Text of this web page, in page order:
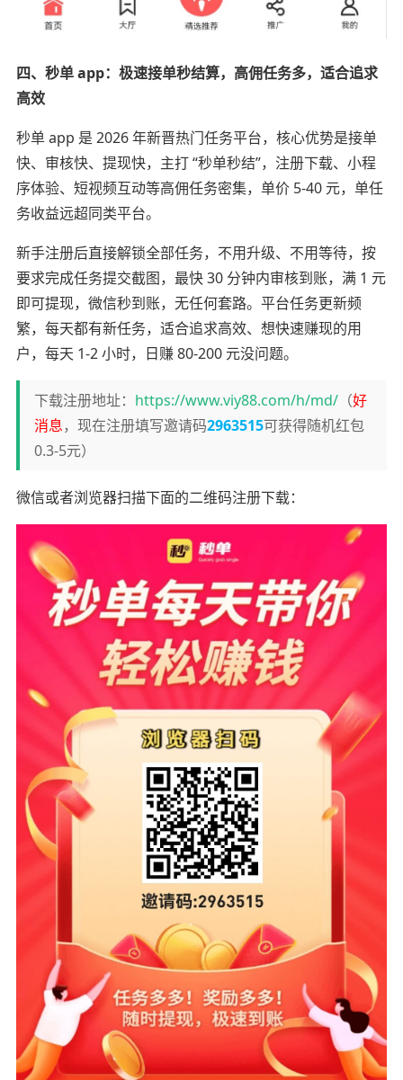
四、秒单 app：极速接单秒结算，高佣任务多，适合追求
高效
秒单 app 是 2026 年新晋热门任务平台，核心优势是接单
快、审核快、提现快，主打 “秒单秒结”，注册下载、小程
序体验、短视频互动等高佣任务密集，单价 5-40 元，单任
务收益远超同类平台。
新手注册后直接解锁全部任务，不用升级、不用等待，按
要求完成任务提交截图，最快 30 分钟内审核到账，满 1 元
即可提现，微信秒到账，无任何套路。平台任务更新频
繁，每天都有新任务，适合追求高效、想快速赚现的用
户，每天 1-2 小时，日赚 80-200 元没问题。
下载注册地址： https://www.viy88.com/h/md/（好
消息，现在注册填写邀请码2963515可获得随机红包
0.3-5元）
微信或者浏览器扫描下面的二维码注册下载：